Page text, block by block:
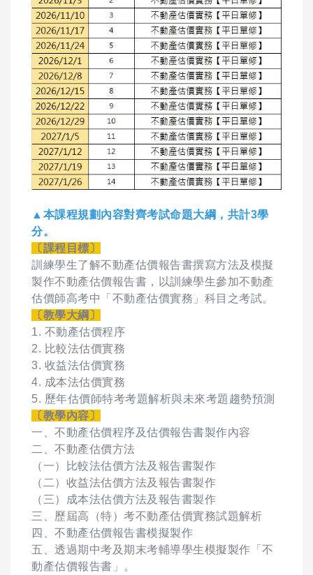
▲本課程規劃內容對齊考試命題大綱，共計3學
分。
〔課程目標〕
訓練學生了解不動產估價報告書撰寫方法及模擬
製作不動產估價報告書，以訓練學生參加不動產
估價師高考中「不動產估價實務」科目之考試。
〔教學大綱〕
1. 不動產估價程序
2. 比較法估價實務
3. 收益法估價實務
4. 成本法估價實務
5. 歷年估價師特考考題解析與未來考題趨勢預測
〔教學內容〕
一、不動產估價程序及估價報告書製作內容
二、不動產估價方法
（一）比較法估價方法及報告書製作
（二）收益法估價方法及報告書製作
（三）成本法估價方法及報告書製作
三、歷屆高（特）考不動產估價實務試題解析
四、不動產估價報告書模擬製作
五、透過期中考及期末考輔導學生模擬製作「不
動產估價報告書」。